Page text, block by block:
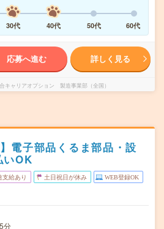
30代 40代 50代 60代
応募へ進む 詳しく見る
キャリアオプション 製造事業部（全国）
電子部品くるま部品・設
いOK
支給あり 土日祝日が休み WEB登録OK
分